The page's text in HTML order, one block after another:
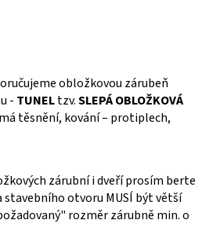
obložkovou zárubeň
- TUNELtzv.SLEPÁ OBLOŽKOVÁ
těsnění, kování – protiplech,
zárubní i dveří prosím berte
stavebního otvoru MUSÍ být větší
rozměr zárubně min. o